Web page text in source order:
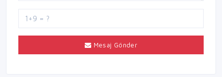
Mesaj Gönder